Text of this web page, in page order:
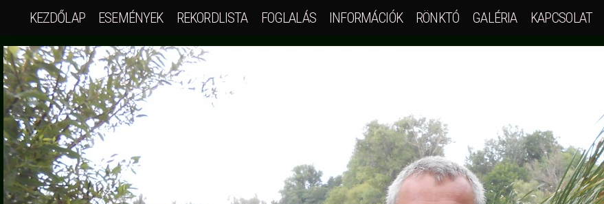
KEZDŐLAP ESEMÉNYEK REKORDLISTA FOGLALÁS INFORMÁCIÓK RÖNKTÓ GALÉRIA KAPCSOLAT